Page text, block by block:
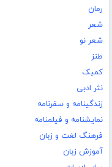
رمان
شعر
شعر نو
طنز
کمیک
نثر ادبی
زندگینامه و سفرنامه
نمایشنامه و فیلمنامه
فرهنگ لغت و زبان
آموزش زبان